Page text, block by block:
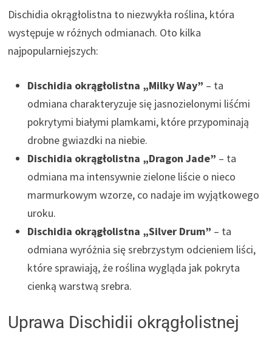
Dischidia okrągłolistna to niezwykła roślina, która
występuje w różnych odmianach. Oto kilka
najpopularniejszych:
Dischidia okrągłolistna „Milky Way” – ta
odmiana charakteryzuje się jasnozielonymi liśćmi
pokrytymi białymi plamkami, które przypominają
drobne gwiazdki na niebie.
Dischidia okrągłolistna „Dragon Jade” – ta
odmiana ma intensywnie zielone liście o nieco
marmurkowym wzorze, co nadaje im wyjątkowego
uroku.
Dischidia okrągłolistna „Silver Drum” – ta
odmiana wyróżnia się srebrzystym odcieniem liści,
które sprawiają, że roślina wygląda jak pokryta
cienką warstwą srebra.
Uprawa Dischidii okrągłolistnej